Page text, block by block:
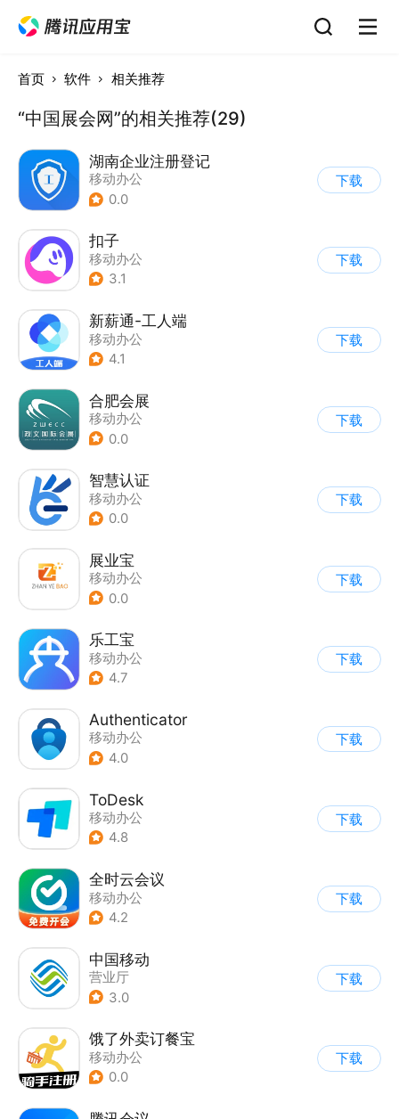
首页 软件 相关推荐
“中国展会网”的相关推荐(29)
湖南企业注册登记
移动办公
0.0
下载
扣子
移动办公
3.1
下载
新薪通-工人端
移动办公
4.1
下载
合肥会展
移动办公
0.0
下载
智慧认证
移动办公
0.0
下载
展业宝
移动办公
0.0
下载
乐工宝
移动办公
4.7
下载
Authenticator
移动办公
4.0
下载
ToDesk
移动办公
4.8
下载
全时云会议
移动办公
4.2
下载
中国移动
营业厅
3.0
下载
饿了外卖订餐宝
移动办公
0.0
下载